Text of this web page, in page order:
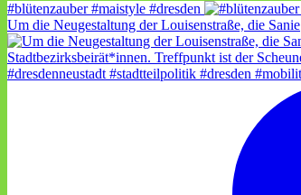
#blütenzauber #maistyle #dresden
Um die Neugestaltung der Louisenstraße, die Sanie